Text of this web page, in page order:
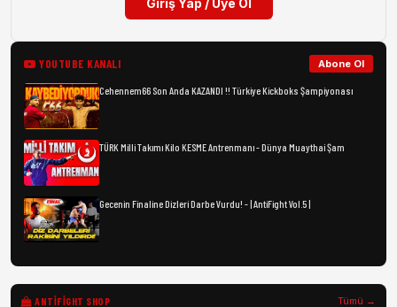
Giriş Yap / Üye Ol
YOUTUBE KANALI Abone Ol
Cehennem66 Son Anda KAZANDI !! Türkiye Kickboks Şampiyonası
TÜRK Milli Takımı Kilo KESME Antrenmanı - Dünya Muaythai Şam
Gecenin Finaline Dizleri Darbe Vurdu! - | AntiFight Vol.5 |
ANTIFIGHT SHOP Tümü →